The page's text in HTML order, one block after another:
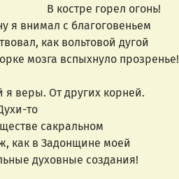
                             В костре горел огонь!
я внимал с благоговеньем
как вольтовой дугой
мозга вспыхнуло прозренье!
я веры. От других корней.
то
сакральном
как в Задонщине моей
духовные создания!